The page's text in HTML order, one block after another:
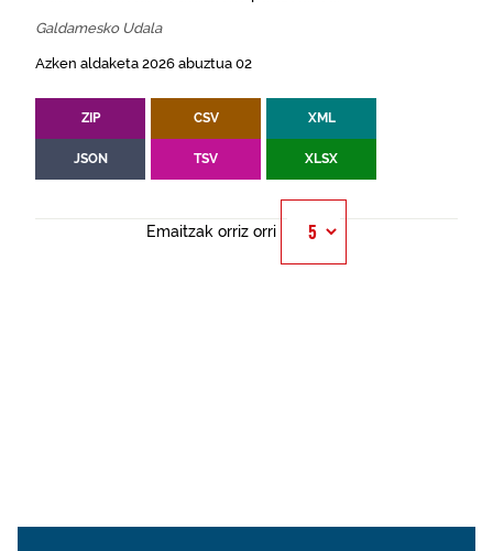
Galdamesko Udala
Azken aldaketa 2026 abuztua 02
ZIP CSV XML
JSON TSV XLSX
Emaitzak orriz orri